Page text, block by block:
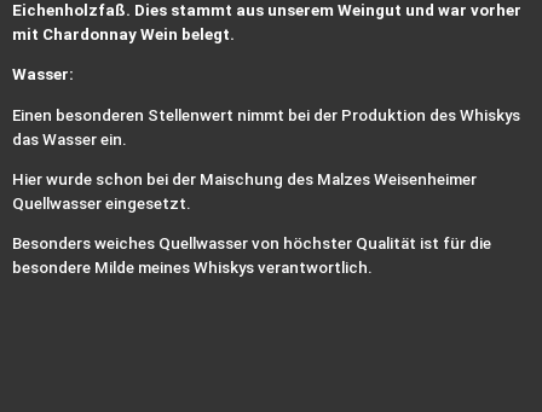
Eichenholzfaß. Dies stammt aus unserem Weingut und war vorher
mit Chardonnay Wein belegt.
Wasser:
Einen besonderen Stellenwert nimmt bei der Produktion des Whiskys
das Wasser ein.
Hier wurde schon bei der Maischung des Malzes Weisenheimer
Quellwasser eingesetzt.
Besonders weiches Quellwasser von höchster Qualität ist für die
besondere Milde meines Whiskys verantwortlich.